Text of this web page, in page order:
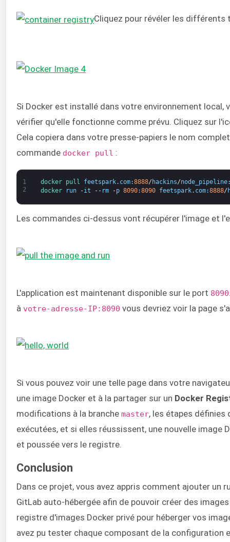
Cliquez pour révéler les différents
Si Docker est installé dans votre environnement local,
vérifier qu'elle fonctionne comme prévu. Cliquez sur
Cela copiera dans votre presse-papiers le nom
commande docker pull :
1
2
docker pull feetspark. com:8888/ hackins/node_pipeline
docker
run -it -- rm -p 8090:8090 feetspark. com:8888/
Les commandes ci-dessus vont récupérer l'image et
L'application est maintenant disponible sur le port 8090
à votre-adresse-IP:8090 vous devriez voir la page
Si vous pouvez voir une telle page dans votre
une image Docker et à la partager sur un Docker
modifications à la branche master, les étapes définies
exécutées, et si elles réussissent, une nouvelle image
et poussée vers le registre.
Conclusion
Dans ce projet, vous avez appris comment ajouter un
GitLab auto-hébergée afin de pouvoir créer des
registre d'images Docker privé pour héberger vos
avez pu tester chaque composant de la configuration